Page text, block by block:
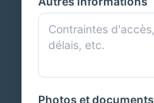
Photos et documents